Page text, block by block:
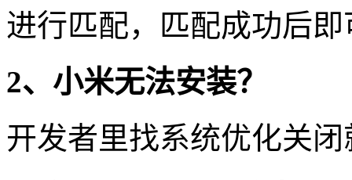
进行匹配，匹配成功后
2、小米无法安装？
开发者里找系统优化关